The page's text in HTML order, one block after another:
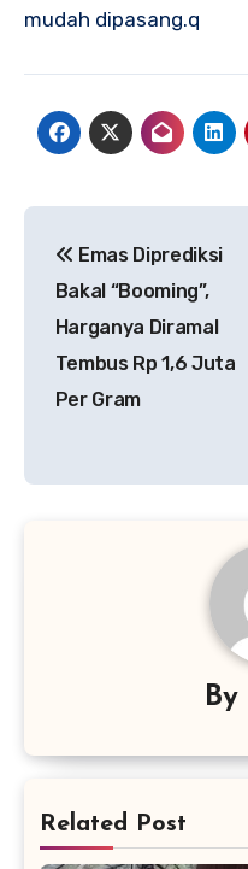
mudah dipasang.q
pos
Emas Diprediksi
Bakal “Booming”,
Harganya Diramal
Tembus Rp 1,6 Juta
Per Gram
By
Related Post